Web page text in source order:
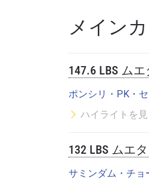
メイン
147.6 LBS ムエ
ポンシリ・PK・
ハイライトを見
132 LBS ムエ
サミンダム・チョ